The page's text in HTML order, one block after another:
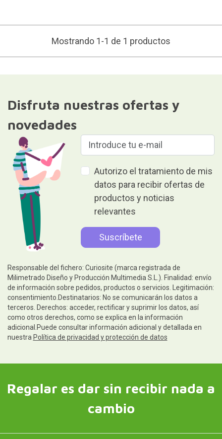
Mostrando 1-1 de 1 productos
Disfruta nuestras ofertas y
novedades
Autorizo el tratamiento de mis
datos para recibir ofertas de
productos y noticias
relevantes
Responsable del fichero: Curiosite (marca registrada de
Milimetrado Diseño y Producción Multimedia S.L.). Finalidad: envío
de información sobre pedidos, productos o servicios. Legitimación:
consentimiento.Destinatarios: No se comunicarán los datos a
terceros. Derechos: acceder, rectificar y suprimir los datos, así
como otros derechos, como se explica en la información
adicional.Puede consultar información adicional y detallada en
nuestra Política de privacidad y protección de datos
Regalar es dar sin recibir nada a
cambio